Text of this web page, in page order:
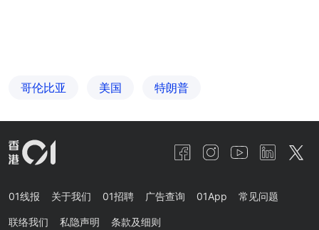
哥伦比亚 美国 特朗普
01线报 关于我们 01招聘 广告查询 01App 常见问题
联络我们 私隐声明 条款及细则